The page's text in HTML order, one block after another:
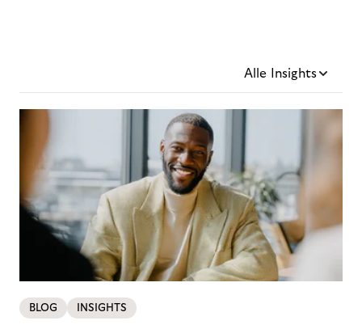
Alle Insights
BLOG INSIGHTS